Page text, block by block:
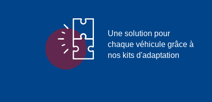
Une solution pour
chaque véhicule grâce à
nos kits d'adaptation